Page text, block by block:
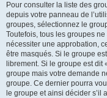
Pour consulter la liste des
depuis votre panneau de
groupes, sélectionnez le
Toutefois, tous les groupes
nécessiter une approbation,
être masqués. Si le groupe
librement. Si le groupe est
groupe mais votre demande
groupe. Ce dernier pourra
le groupe et ainsi décider s’il